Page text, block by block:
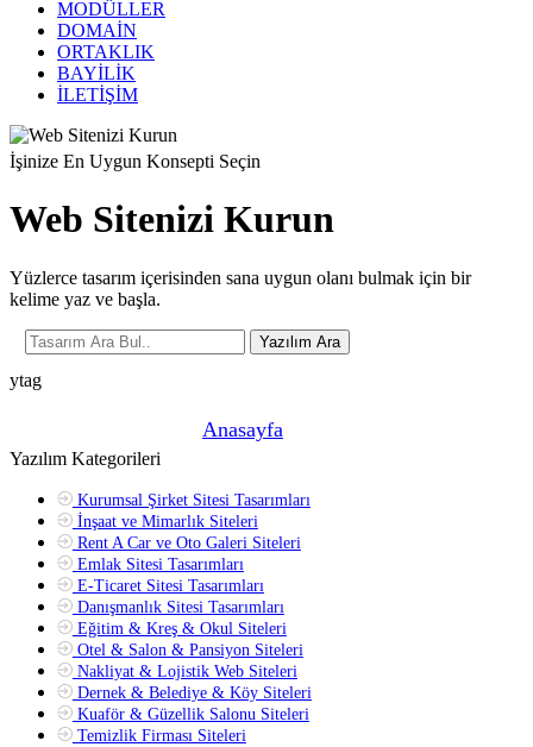
MODÜLLER
DOMAİN
ORTAKLIK
BAYİLİK
İLETİŞİM
İşinize En Uygun Konsepti Seçin
Web Sitenizi Kurun
Yüzlerce tasarım içerisinden sana uygun olanı bulmak için bir
kelime yaz ve başla.
Yazılım Ara
ytag
Anasayfa
Yazılım Kategorileri
Kurumsal Şirket Sitesi Tasarımları
İnşaat ve Mimarlık Siteleri
Rent A Car ve Oto Galeri Siteleri
Emlak Sitesi Tasarımları
E-Ticaret Sitesi Tasarımları
Danışmanlık Sitesi Tasarımları
Eğitim & Kreş & Okul Siteleri
Otel & Salon & Pansiyon Siteleri
Nakliyat & Lojistik Web Siteleri
Dernek & Belediye & Köy Siteleri
Kuaför & Güzellik Salonu Siteleri
Temizlik Firması Siteleri